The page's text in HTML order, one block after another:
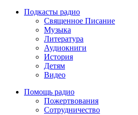
Подкасты радио
Священное Писание
Музыка
Литература
Аудиокниги
История
Детям
Видео
Помощь радио
Пожертвования
Сотрудничество